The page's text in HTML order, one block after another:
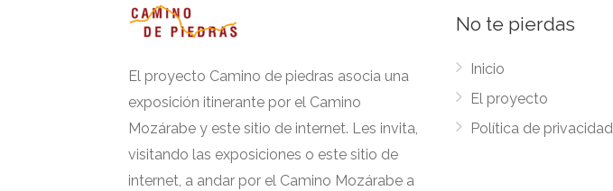
El proyecto Camino de piedras asocia una
exposición itinerante por el Camino
Mozárabe y este sitio de internet. Les invita,
visitando las exposiciones o este sitio de
internet, a andar por el Camino Mozárabe a
No te pierdas
Inicio
El proyecto
Política de privacidad